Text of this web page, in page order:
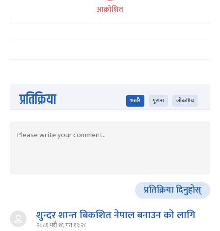
आक्रोशित
प्रतिक्रिया भर्खरै पुराना लोकप्रिय
प्रतिक्रिया दिनुहोस्
शुन्दर शान्त बिकशित नेपाल बनाउन को लागि
२०८१ भदौ १६ गते १९:२८